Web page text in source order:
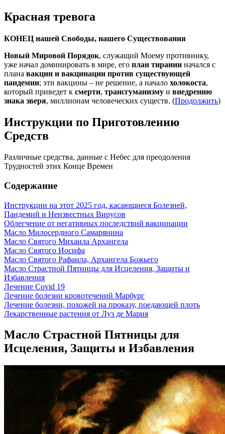
Красная тревога
КОНЕЦ нашей Свободы, нашего Существования
Новый Мировой Порядок, служащий Моему противнику,
уже начал доминировать в мире, его план тирании начался с
плана вакцин и вакцинации против существующей
пандемии; эти вакцины – не решение, а начало холокоста,
который приведет к смерти, трансгуманизму и внедрению
знака зверя, миллионам человеческих существ. (Продолжить)
Инструкции по Приготовлению
Средств
Различные средства, данные с Небес для преодоления
Трудностей этих Конце Времен
Содержание
Инструкции на этот 2025 год, касающиеся Болезней,
Пандемий и Неизвестных Вирусов
Облегчение от негативных последствий вакцинации
Масло Милосердного Самарянина
Масло Святого Михаила Архангела
Масло Святого Иосифа
Масло Святого Рафаила, Архангела Божьего
Масло Страстной Пятницы для Исцеления, Защиты и
Избавления
Лечение Covid 19
Лечение болезни кровотечений Марбург
Лечение болезни, похожей на проказу, поедающей плоть
Лекарственные растения от Луз де Мария
Масло Страстной Пятницы для
Исцеления, Защиты и Избавления